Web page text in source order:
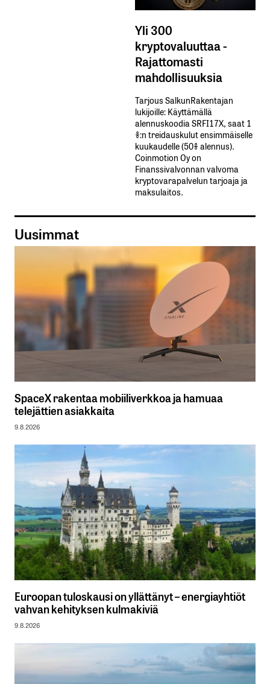
Yli 300
kryptovaluuttaa -
Rajattomasti
mahdollisuuksia
Tarjous SalkunRakentajan
lukijoille: Käyttämällä​ ​
alennuskoodia​ ​SRFI17X,​ ​saat​ ​1
%:n treidauskulut​ ​ensimmäiselle​ ​
kuukaudelle​ ​(50%​ ​alennus).
Coinmotion Oy on
Finanssivalvonnan valvoma
kryptovarapalvelun tarjoaja ja
maksulaitos.
Uusimmat
SpaceX rakentaa mobiiliverkkoa ja hamuaa
telejättien asiakkaita
9.8.2026
Euroopan tuloskausi on yllättänyt – energiayhtiöt
vahvan kehityksen kulmakiviä
9.8.2026